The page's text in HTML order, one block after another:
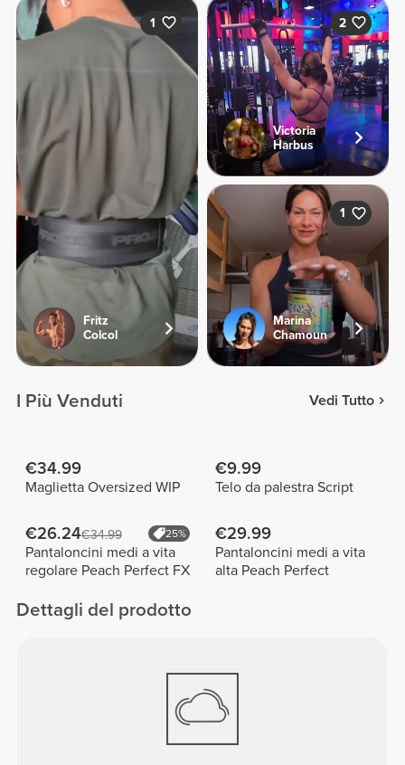
1
Fritz
Colcol
2
Victoria
Harbus
1
Marina
Chamoun
I Più Venduti Vedi Tutto
€34.99
Maglietta Oversized WIP
€9.99
Telo da palestra Script
€26.24€34.99 25%
Pantaloncini medi a vita
regolare Peach Perfect FX
€29.99
Pantaloncini medi a vita
alta Peach Perfect
Dettagli del prodotto